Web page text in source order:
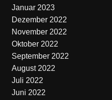
Januar 2023
Dezember 2022
November 2022
Oktober 2022
September 2022
August 2022
Juli 2022
Juni 2022